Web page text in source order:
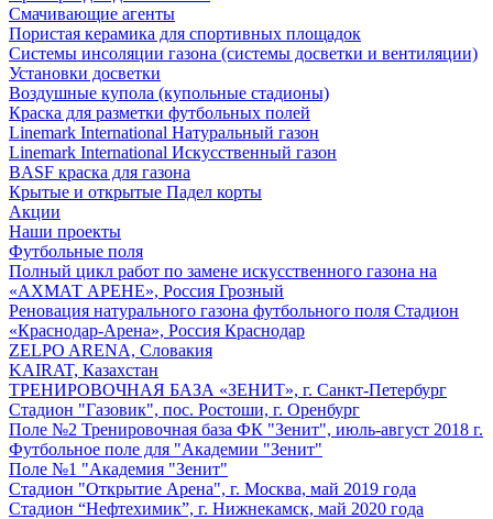
Смачивающие агенты
Пористая керамика для спортивных площадок
Системы инсоляции газона (системы досветки и вентиляции)
Установки досветки
Воздушные купола (купольные стадионы)
Краска для разметки футбольных полей
Linemark International Натуральный газон
Linemark International Искусственный газон
BASF краска для газона
Крытые и открытые Падел корты
Акции
Наши проекты
Футбольные поля
Полный цикл работ по замене искусственного газона на
«АХМАТ АРЕНЕ», Россия Грозный
Реновация натурального газона футбольного поля Стадион
«Краснодар-Арена», Россия Краснодар
ZELPO ARENA, Словакия
KAIRAT, Казахстан
ТРЕНИРОВОЧНАЯ БАЗА «ЗЕНИТ», г. Санкт-Петербург
Стадион "Газовик", пос. Ростоши, г. Оренбург
Поле №2 Тренировочная база ФК "Зенит", июль-август 2018 г.
Футбольное поле для "Академии "Зенит"
Поле №1 "Академия "Зенит"
Стадион "Открытие Арена", г. Москва, май 2019 года
Стадион “Нефтехимик”, г. Нижнекамск, май 2020 года